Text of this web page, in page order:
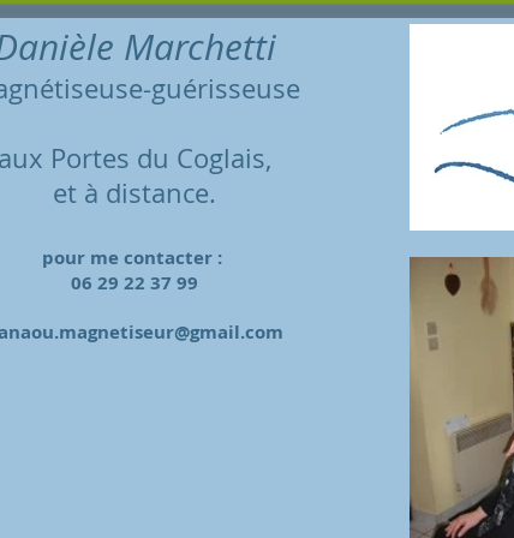
Marchetti
guérisseuse
Portes du Coglais,
et à distance.
pour me contacter :
06 29 22 37 99